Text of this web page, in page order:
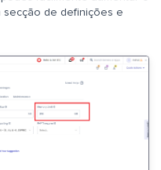
secção de definições e